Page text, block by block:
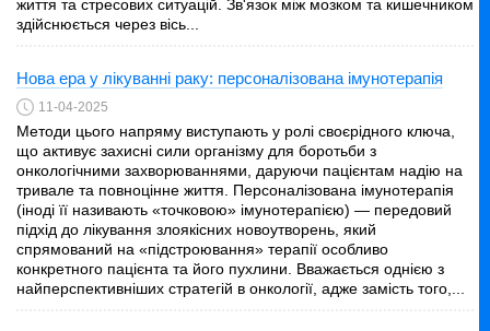
життя та стресових ситуацій. Зв'язок між мозком та кишечником
здійснюється через вісь...
Нова ера у лікуванні раку: персоналізована імунотерапія
11-04-2025
Методи цього напряму виступають у ролі своєрідного ключа,
що активує захисні сили організму для боротьби з
онкологічними захворюваннями, даруючи пацієнтам надію на
тривале та повноцінне життя. Персоналізована імунотерапія
(іноді її називають «точковою» імунотерапією) — передовий
підхід до лікування злоякісних новоутворень, який
спрямований на «підстроювання» терапії особливо
конкретного пацієнта та його пухлини. Вважається однією з
найперспективніших стратегій в онкології, адже замість того,...